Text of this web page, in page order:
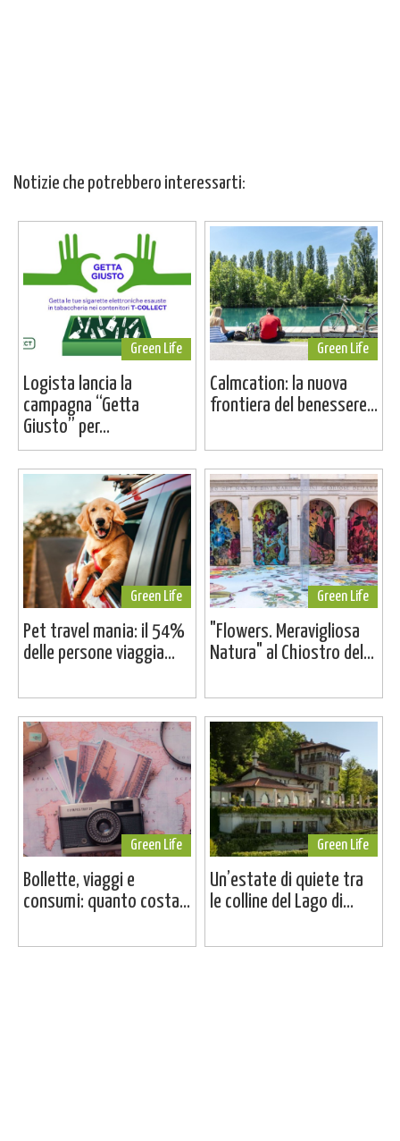
Notizie che potrebbero interessarti:
Green Life
Logista lancia la
campagna “Getta
Giusto” per...
Green Life
Calmcation: la nuova
frontiera del benessere...
Green Life
Pet travel mania: il 54%
delle persone viaggia...
Green Life
"Flowers. Meravigliosa
Natura" al Chiostro del...
Green Life
Bollette, viaggi e
consumi: quanto costa...
Green Life
Un’estate di quiete tra
le colline del Lago di...